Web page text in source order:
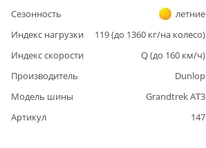
Сезонность
летние
Индекс нагрузки
119(до 1360 кг/на колесо)
Индекс скорости
Q(до 160 км/ч)
Производитель
Dunlop
Модель шины
Grandtrek AT3
Артикул
147